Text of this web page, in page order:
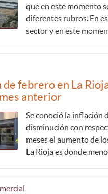
que en este momento
diferentes rubros. En
sector y en este
de febrero en La
anterior
Se conoció la inflación
disminución con
meses el aumento de
La Rioja es donde